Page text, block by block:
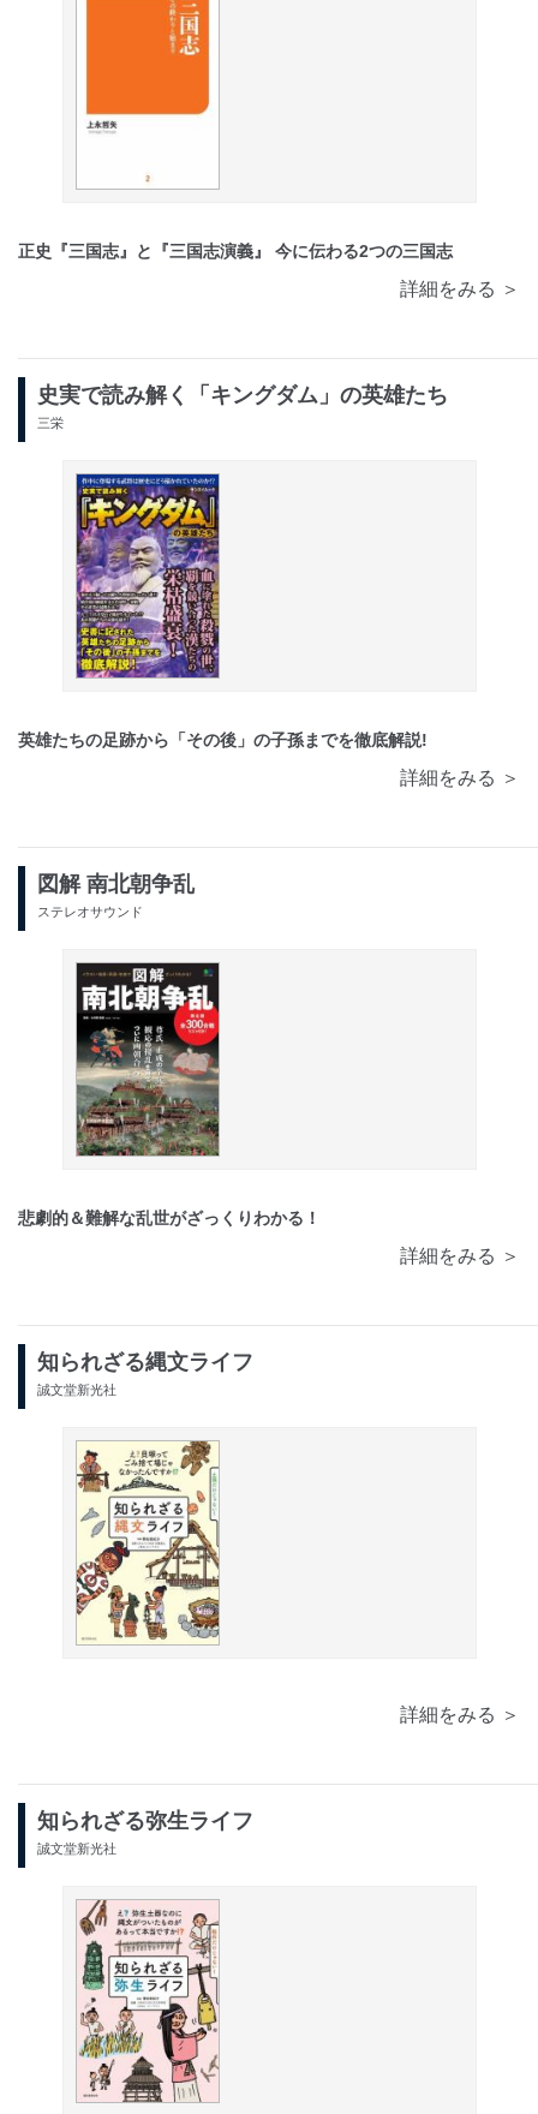
正史『三国志』と『三国志演義』 今に伝わる2つの三国志
詳細をみる ＞
史実で読み解く「キングダム」の英雄たち
三栄
英雄たちの足跡から「その後」の子孫までを徹底解説!
詳細をみる ＞
図解 南北朝争乱
ステレオサウンド
悲劇的＆難解な乱世がざっくりわかる！
詳細をみる ＞
知られざる縄文ライフ
誠文堂新光社
詳細をみる ＞
知られざる弥生ライフ
誠文堂新光社